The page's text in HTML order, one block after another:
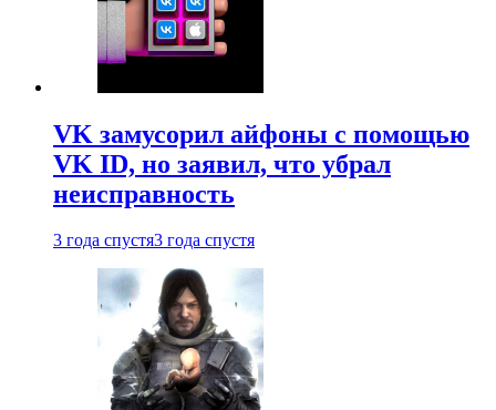
VK замусорил айфоны с помощью
VK ID, но заявил, что убрал
неисправность
3 года спустя3 года спустя